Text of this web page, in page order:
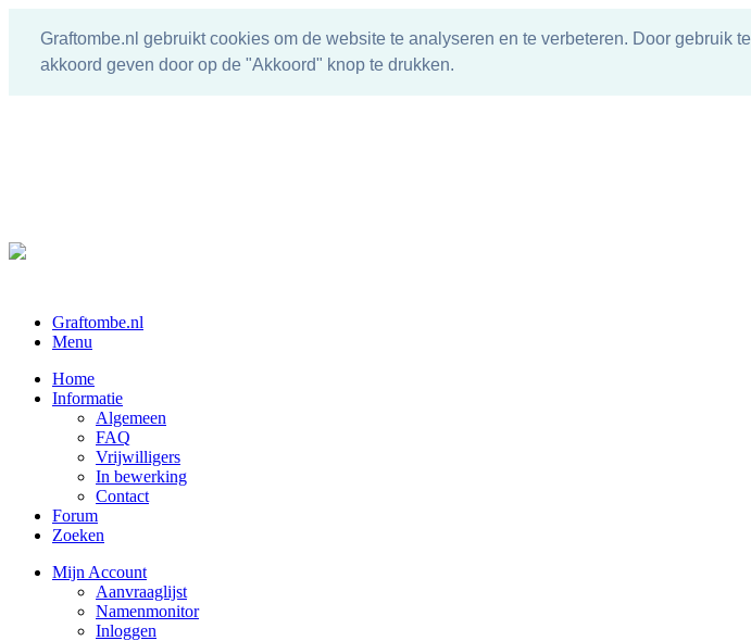
Graftombe.nl gebruikt cookies om de website te analyseren en te verbeteren. Door gebruik
akkoord geven door op de "Akkoord" knop te drukken.
Graftombe.nl
Menu
Home
Informatie
Algemeen
FAQ
Vrijwilligers
In bewerking
Contact
Forum
Zoeken
Mijn Account
Aanvraaglijst
Namenmonitor
Inloggen